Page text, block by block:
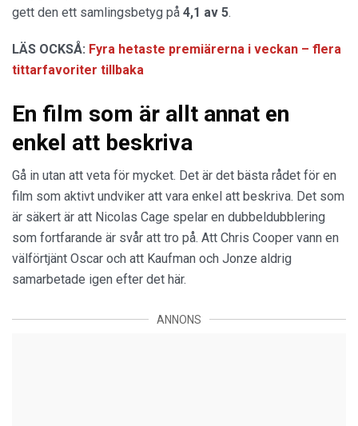
gett den ett samlingsbetyg på 4,1 av 5.
LÄS OCKSÅ: Fyra hetaste premiärerna i veckan – flera
tittarfavoriter tillbaka
En film som är allt annat en
enkel att beskriva
Gå in utan att veta för mycket. Det är det bästa rådet för en
film som aktivt undviker att vara enkel att beskriva. Det som
är säkert är att Nicolas Cage spelar en dubbeldubblering
som fortfarande är svår att tro på. Att Chris Cooper vann en
välförtjänt Oscar och att Kaufman och Jonze aldrig
samarbetade igen efter det här.
ANNONS